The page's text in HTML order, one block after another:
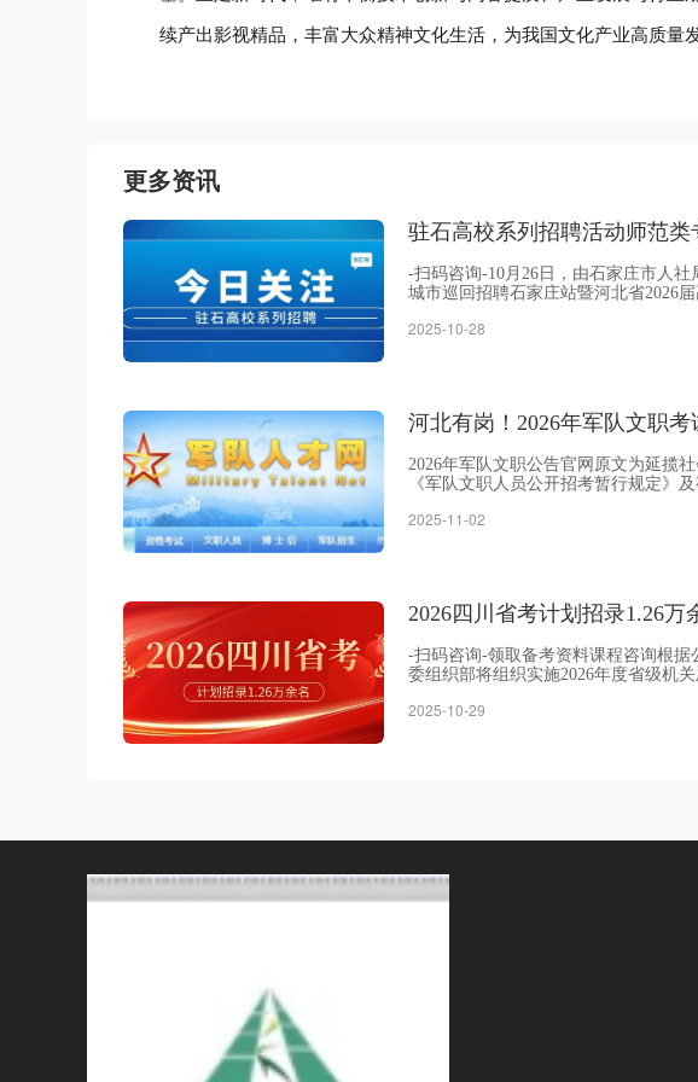
续产出影视精品，丰富大众精神文化生活，为我国文化产业高质量
更多资讯
驻石高校系列招聘活动师范类
-扫码咨询-10月26日，由石家庄市人
城市巡回招聘石家庄站暨河北省2026
本地用人单位占比达86.3%，充分满足
2025-10-28
河北有岗！2026年军队文职考
2026年军队文职公告官网原文为延揽
《军队文职人员公开招考暂行规定》
考对象为普通高等学校毕业生或者社
2025-11-02
2026四川省考计划招录1.26万
-扫码咨询-领取备考资料课程咨询根
委组织部将组织实施2026年度省级机
招考对象高校应届毕业生和符合职位
2025-10-29